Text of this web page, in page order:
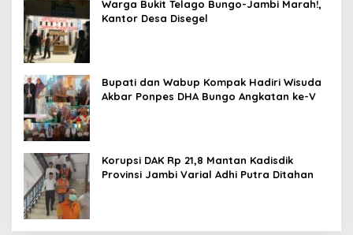
Warga Bukit Telago Bungo-Jambi Marah!,
Kantor Desa Disegel
Bupati dan Wabup Kompak Hadiri Wisuda
Akbar Ponpes DHA Bungo Angkatan ke-V
Korupsi DAK Rp 21,8 Mantan Kadisdik
Provinsi Jambi Varial Adhi Putra Ditahan